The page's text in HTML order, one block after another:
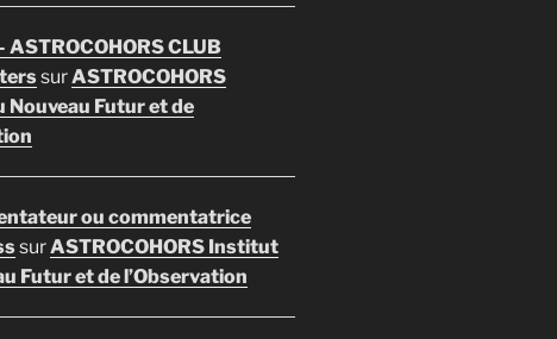
ASTROCOHORS CLUB
surASTROCOHORS
Futur et de
ou commentatrice
surASTROCOHORS Institut
Futur et de l’Observation